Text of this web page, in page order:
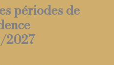
périodes de
2027